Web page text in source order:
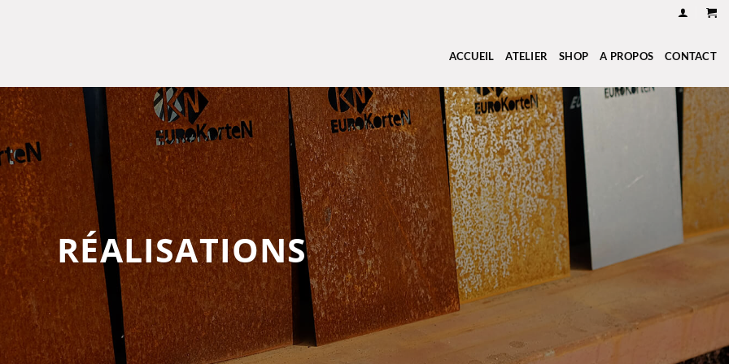
ACCUEIL ATELIER SHOP A PROPOS CONTACT
RÉALISATIONS